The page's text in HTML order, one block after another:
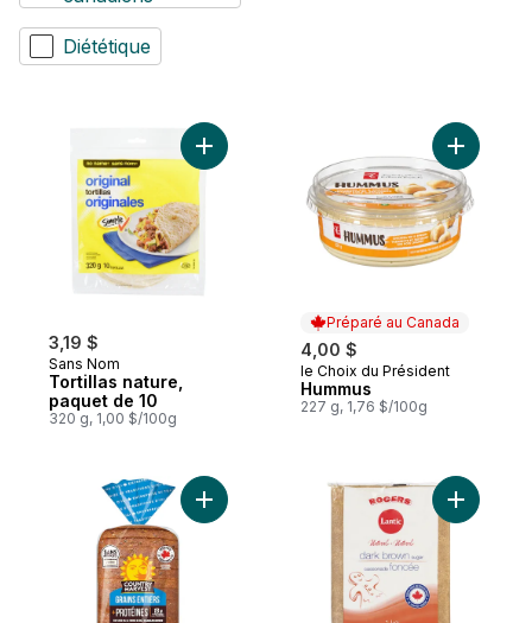
Diététique
3,19 $
Sans Nom
Tortillas nature,
paquet de 10
320 g, 1,00 $/100g
Ajouter Tortillas nature, paquet de 10 au
Préparé au Canada
4,00 $
Préparé au Canada
le Choix du Président
Hummus
227 g, 1,76 $/100g
Ajouter Pain Mélange de grains entiers